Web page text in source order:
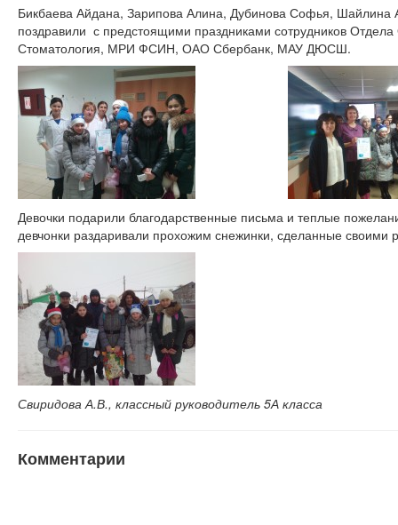
Бикбаева Айдана, Зарипова Алина, Дубинова Софья,
поздравили с предстоящими праздниками сотрудников
Стоматология, МРИ ФСИН, ОАО Сбербанк, МАУ ДЮСШ.
Девочки подарили благодарственные письма и теплые
девчонки раздаривали прохожим снежинки, сделанные своими
Свиридова А.В., классный руководитель 5А класса
Комментарии